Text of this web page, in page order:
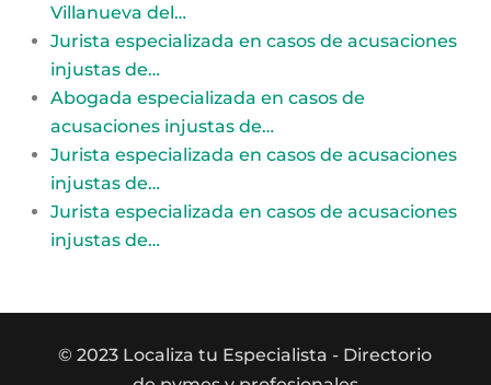
Villanueva del…
Jurista especializada en casos de acusaciones
injustas de…
Abogada especializada en casos de
acusaciones injustas de…
Jurista especializada en casos de acusaciones
injustas de…
Jurista especializada en casos de acusaciones
injustas de…
© 2023 Localiza tu Especialista - Directorio